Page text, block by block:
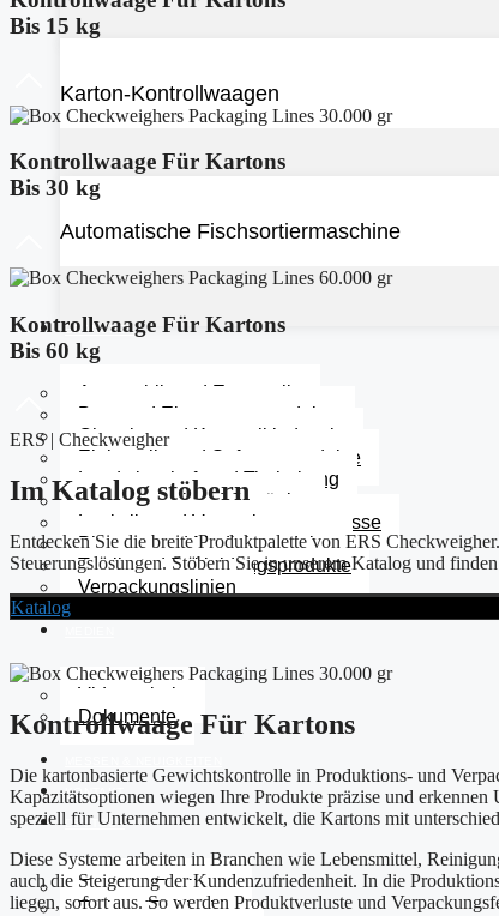
Karton-Kontrollwaagen
Automatische Fischsortiermaschine
BRANCHEN
Automobil- und Ersatzteile
Bau- und Eisenwarenprodukte
Chemie- und Kosmetikindustrie
Elektronik- und Softwareprodukte
Landwirtschaft und Tierhaltung
Lebensmittel und Getränke
Logistik- und Verpackungsprozesse
Pharma- und Medizinprodukte
Textil- und Bekleidungsprodukte
Verpackungslinien
Videogalerie
Dokumente
KONTAKT
DEUTSCH
English(Englisch)
Türkçe(Türkisch)
Bis 15 kg
Kontrollwaage Für Kartons
Bis 30 kg
Kontrollwaage Für Kartons
Bis 60 kg
ERS | Checkweıgher
Im Katalog stöbern
Entdecken Sie die breite Produktpalette von ERS
Steuerungslösungen. Stöbern Sie in unserem Katalog und
Katalog
Kontrollwaage Für Kartons
Die kartonbasierte Gewichtskontrolle in Produktions- und
Kapazitätsoptionen wiegen Ihre Produkte präzise und
speziell für Unternehmen entwickelt, die Kartons mit
Diese Systeme arbeiten in Branchen wie Lebensmittel,
auch die Steigerung der Kundenzufriedenheit. In die
liegen, sofort aus. So werden Produktverluste und